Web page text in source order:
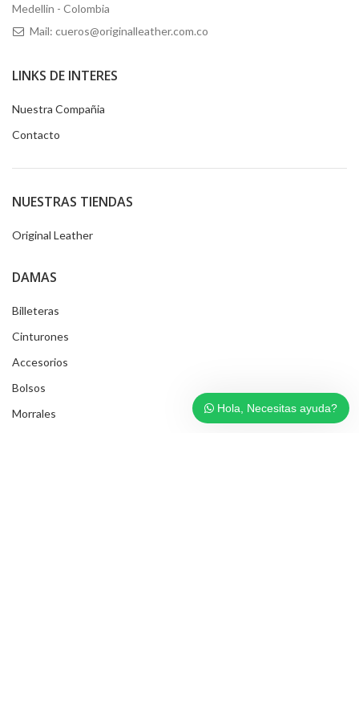
Medellin - Colombia
Mail: cueros@originalleather.com.co
LINKS DE INTERES
Nuestra Compañia
Contacto
NUESTRAS TIENDAS
Original Leather
DAMAS
Billeteras
Cinturones
Accesorios
Bolsos
Morrales
Hola, Necesitas ayuda?